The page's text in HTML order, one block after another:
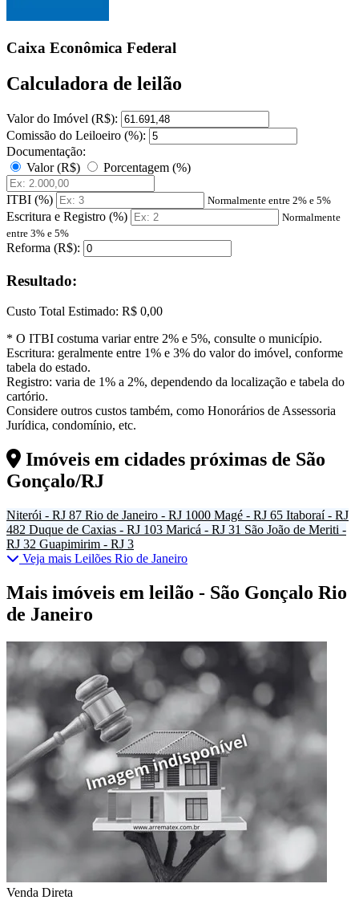
Caixa Econômica Federal
Calculadora de leilão
Valor do Imóvel (R$):
Comissão do Leiloeiro (%):
Documentação:
Valor (R$)
Porcentagem (%)
ITBI (%) Normalmente entre 2% e 5%
Escritura e Registro (%)
Normalmente
entre 3% e 5%
Reforma (R$):
Resultado:
Custo Total Estimado: R$ 0,00
* O ITBI costuma variar entre 2% e 5%, consulte o município.
Escritura: geralmente entre 1% e 3% do valor do imóvel, conforme
tabela do estado.
Registro: varia de 1% a 2%, dependendo da localização e tabela do
cartório.
Considere outros custos também, como Honorários de Assessoria
Jurídica, condomínio, etc.
Imóveis em cidades próximas de São
Gonçalo/RJ
Niterói - RJ 87 Rio de Janeiro - RJ 1000 Magé - RJ 65 Itaboraí - RJ
482 Duque de Caxias - RJ 103 Maricá - RJ 31 São João de Meriti -
RJ 32 Guapimirim - RJ 3
Veja mais Leilões Rio de Janeiro
Mais imóveis em leilão - São Gonçalo Rio
de Janeiro
Venda Direta